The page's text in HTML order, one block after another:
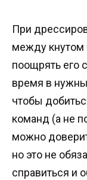
При
между кнутом
поощрять его
время в
чтобы
команд (а не
можно
но это не
справиться и